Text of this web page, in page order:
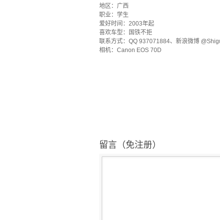
地区：广西
职业：学生
爱好时间：2003年起
喜欢车型：国铁不拒
联系方式：QQ 937071884、新浪微博
相机：Canon EOS 70D
留言（免注册）